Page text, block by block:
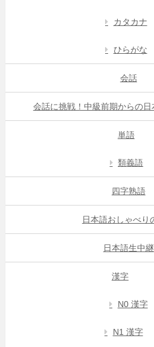
カタカナ
ひらがな
会話
会話に挑戦！中級前期からの日
単語
類義語
四字熟語
日本語おしゃべり
日本語生中継
漢字
N0 漢字
N1 漢字